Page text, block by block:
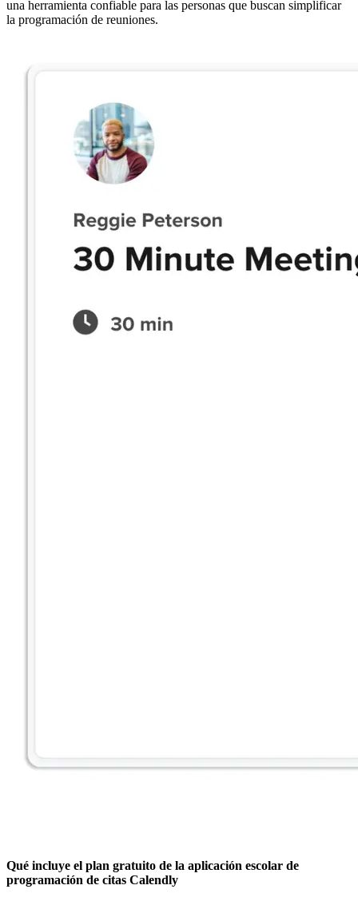
una herramienta confiable para las personas que buscan simplificar
la programación de reuniones.
Qué incluye el plan gratuito de la aplicación escolar de
programación de citas Calendly